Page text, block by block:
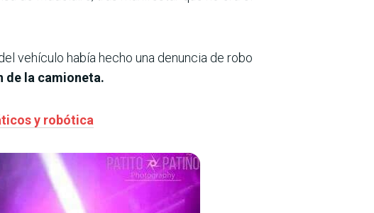
vehículo había hecho una denuncia de robo
de la camioneta.
y robótica